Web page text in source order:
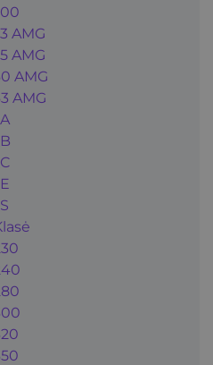
AMG
AMG
AMG
AMG